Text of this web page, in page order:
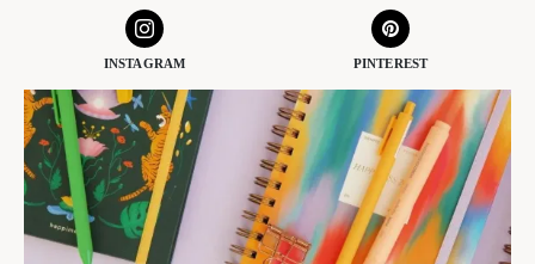
INSTAGRAM PINTEREST